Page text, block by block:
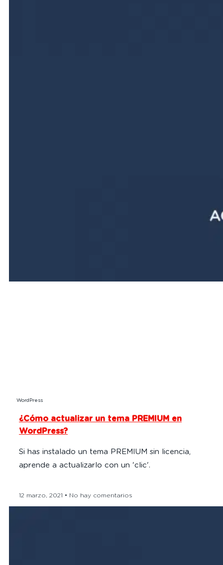
WordPress
¿Cómo actualizar un tema PREMIUM en
WordPress?
Si has instalado un tema PREMIUM sin licencia,
aprende a actualizarlo con un 'clic'.
12 marzo, 2021 No hay comentarios